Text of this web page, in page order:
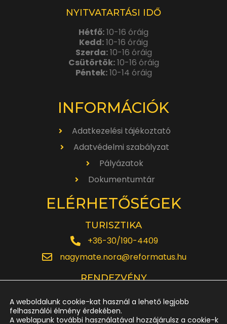
NYITVATARTÁSI IDŐ
Hétfő:10-16 óráig
Kedd:10-16 óráig
Szerda:10-16 óráig
Csütörtök:10-16 óráig
Péntek:10-14 óráig
INFORMÁCIÓK
Adatkezelési tájékoztató
Adatvédelmi szabályzat
Pályázatok
Dokumentumtár
ELÉRHETŐSÉGEK
TURISZTIKA
+36-30/190-4409
nagymate.nora@reformatus.hu
RENDEZVÉNY
rendezveny.nagytemplom@reformatus.hu
A weboldalunk cookie-kat használ a lehető legjobb
felhasználói élmény érdekében.
A weblapunk további használatával hozzájárulsz a cookie-k